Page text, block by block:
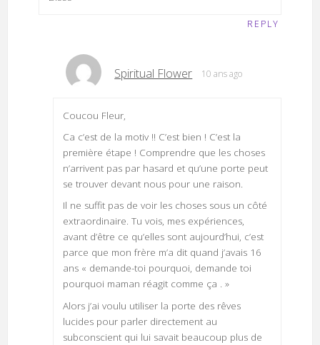
REPLY
Spiritual Flower 10 ans ago
Coucou Fleur,
Ca c’est de la motiv !! C’est bien ! C’est la
première étape ! Comprendre que les choses
n’arrivent pas par hasard et qu’une porte peut
se trouver devant nous pour une raison.
Il ne suffit pas de voir les choses sous un côté
extraordinaire. Tu vois, mes expériences,
avant d’être ce qu’elles sont aujourd’hui, c’est
parce que mon frère m’a dit quand j’avais 16
ans « demande-toi pourquoi, demande toi
pourquoi maman réagit comme ça . »
Alors j’ai voulu utiliser la porte des rêves
lucides pour parler directement au
subconscient qui lui savait beaucoup plus de